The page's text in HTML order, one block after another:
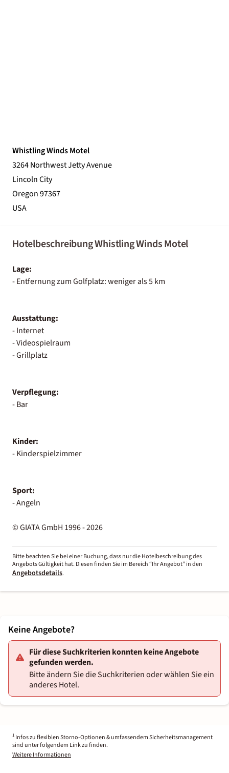
Whistling Winds Motel
3264 Northwest Jetty Avenue
Lincoln City
Oregon 97367
USA
Hotelbeschreibung Whistling Winds Motel
Lage:
- Entfernung zum Golfplatz: weniger als 5 km
Ausstattung:
- Internet
- Videospielraum
- Grillplatz
Verpflegung:
- Bar
Kinder:
- Kinderspielzimmer
Sport:
- Angeln
© GIATA GmbH 1996 - 2026
Bitte beachten Sie bei einer Buchung, dass nur die Hotelbeschreibung des
Angebots Gültigkeit hat. Diesen finden Sie im Bereich “Ihr Angebot” in den
Angebotsdetails.
Keine Angebote?
Für diese Suchkriterien konnten keine Angebote
gefunden werden.
Bitte ändern Sie die Suchkriterien oder wählen Sie ein
anderes Hotel.
1 Infos zu flexiblen Storno-Optionen & umfassendem Sicherheitsmanagement
sind unter folgendem Link zu finden.
Weitere Informationen